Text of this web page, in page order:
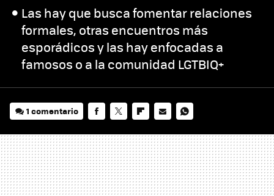
Las hay que busca fomentar relaciones
formales, otras encuentros más
esporádicos y las hay enfocadas a
famosos o a la comunidad LGTBIQ+
1 comentario
MAIL